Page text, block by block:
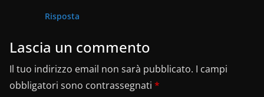
Risposta
Lascia un commento
Il tuo indirizzo email non sarà pubblicato. I campi
obbligatori sono contrassegnati *